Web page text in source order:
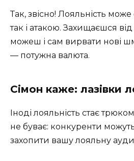
Так, звісно! Лояльність може
так і атакою. Захищаєшся від
можеш і сам вирвати нові
— потужна валюта.
Сімон каже: лазівки
Іноді лояльність стає
не буває: конкуренти
захопити вашу лояльну